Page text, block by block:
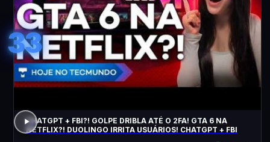
33
CHATGPT + FBI?! GOLPE DRIBLA ATÉ O 2FA! GTA 6 NA
NETFLIX?! DUOLINGO IRRITA USUÁRIOS! CHATGPT + FBI